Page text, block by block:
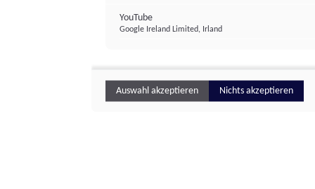
YouTube
Google Ireland Limited, Irland
Auswahl akzeptieren Nichts akzeptieren